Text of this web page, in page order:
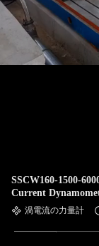
SSCW160-1500-
Current
渦電流の力量計